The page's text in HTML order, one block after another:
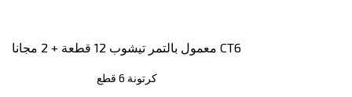
معمول بالتمر تيشوب 12 قطعة + 2 مجانا CT6
كرتونة 6 قطع